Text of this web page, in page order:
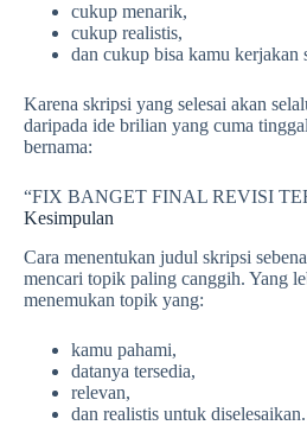
cukup menarik,
cukup realistis,
dan cukup bisa kamu kerjakan
Karena skripsi yang selesai akan
daripada ide brilian yang cuma
bernama:
“FIX BANGET FINAL REVISI
Kesimpulan
Cara menentukan judul skripsi
mencari topik paling canggih. Yang
menemukan topik yang:
kamu pahami,
datanya tersedia,
relevan,
dan realistis untuk diselesaikan.